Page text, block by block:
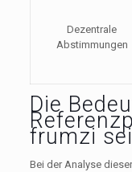
Dezentrale
Abstimmungen
Die
frumzi
Bei der Analyse